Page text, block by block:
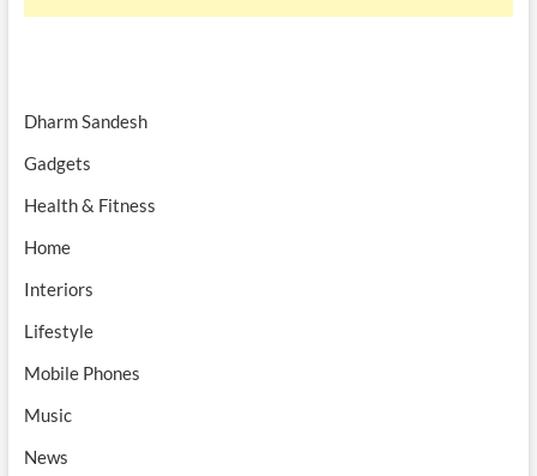
Dharm Sandesh
Gadgets
Health & Fitness
Home
Interiors
Lifestyle
Mobile Phones
Music
News